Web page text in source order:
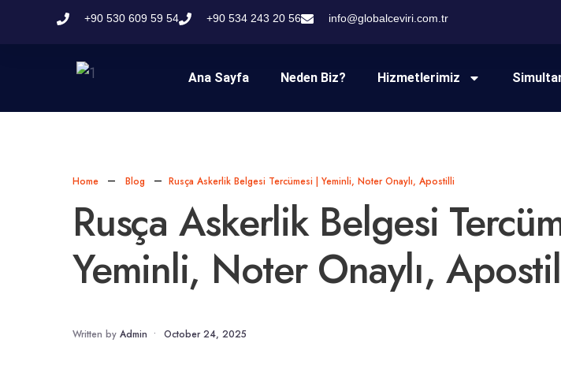
+90 530 609 59 54 +90 534 243 20 56 info@globalceviri.com.tr
Ana Sayfa Neden Biz? Hizmetlerimiz
Home Blog Rusça Askerlik Belgesi Tercümesi | Yeminli, Noter Onaylı, Apostilli
Rusça Askerlik Belgesi
Yeminli, Noter Onaylı,
Written by Admin • October 24, 2025